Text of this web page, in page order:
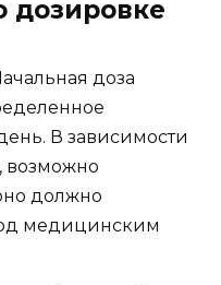
дозировке
доза
В зависимости
возможно
должно
медицинским